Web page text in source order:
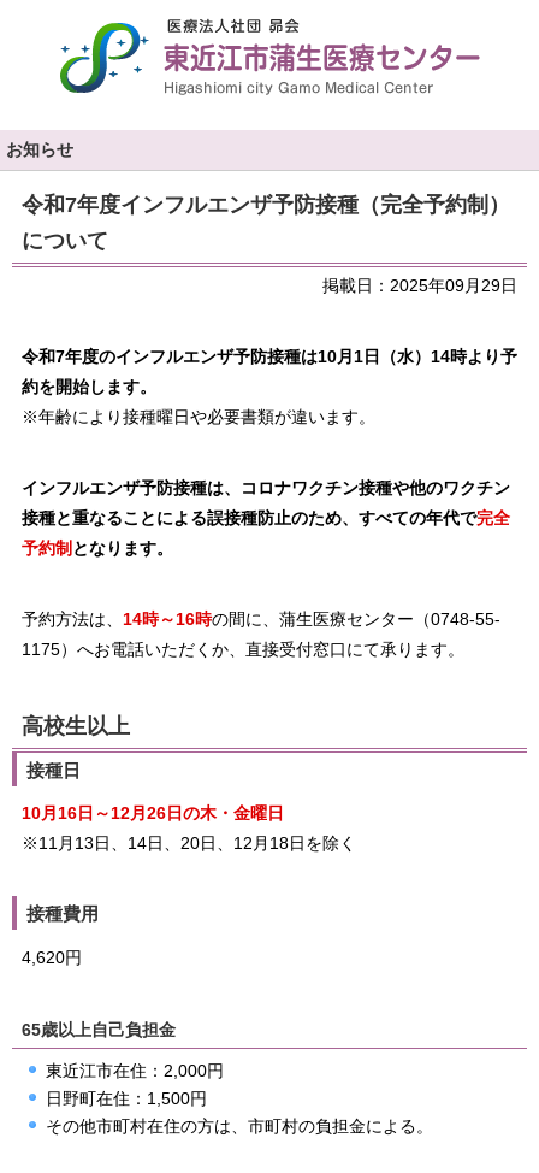
お知らせ
令和7年度インフルエンザ予防接種（完全予約制）
について
掲載日：2025年09月29日
令和7年度のインフルエンザ予防接種は10月1日（水）14時より予
約を開始します。
※年齢により接種曜日や必要書類が違います。
インフルエンザ予防接種は、コロナワクチン接種や他のワクチン
接種と重なることによる誤接種防止のため、すべての年代で完全
予約制 となります。
予約方法は、 14時～16時の間に、蒲生医療センター（0748-55-
1175）へお電話いただくか、直接受付窓口にて承ります。
高校生以上
接種日
10月16日～12月26日の木・金曜日
※11月13日、14日、20日、12月18日を除く
接種費用
4,620円
65歳以上自己負担金
東近江市在住：2,000円
日野町在住：1,500円
その他市町村在住の方は、市町村の負担金による。